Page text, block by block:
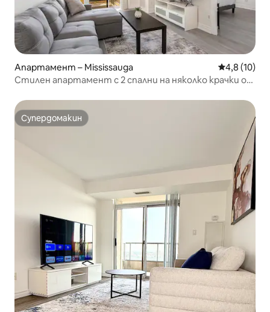
Апартамент – Mississauga Средна
4,8 (10)
Стилен апартамент с 2 спални на няколко крачки от
Супердомакин
Супердомакин